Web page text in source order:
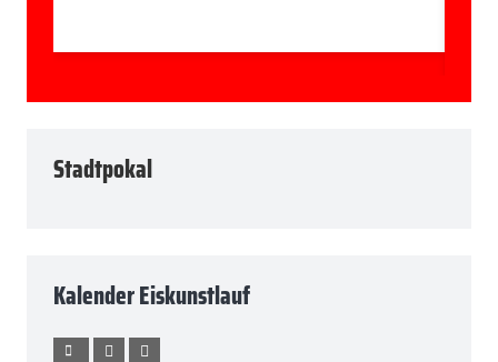
Stadtpokal
Kalender Eiskunstlauf